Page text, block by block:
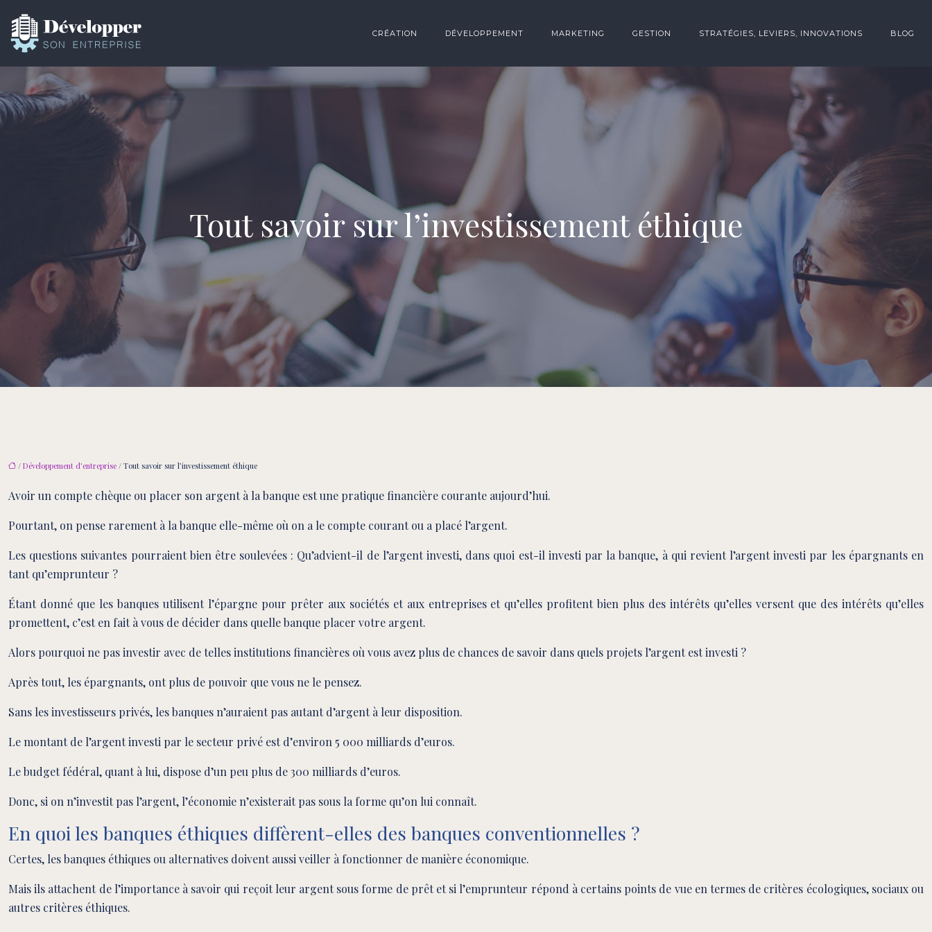
CRÉATION DÉVELOPPEMENT MARKETING GESTION STRATÉGIES, LEVIERS, INNOVATIONS BLOG
Tout savoir sur l’investissement éthique
/ Développement d'entreprise / Tout savoir sur l’investissement éthique
Avoir un compte chèque ou placer son argent à la banque est une pratique financière courante aujourd’hui.
Pourtant, on pense rarement à la banque elle-même où on a le compte courant ou a placé l’argent.
Les questions suivantes pourraient bien être soulevées : Qu’advient-il de l’argent investi, dans quoi est-il investi par la banque, à qui revient l’argent investi par les épargnants en
tant qu’emprunteur ?
Étant donné que les banques utilisent l’épargne pour prêter aux sociétés et aux entreprises et qu’elles profitent bien plus des intérêts qu’elles versent que des intérêts qu’elles
promettent, c’est en fait à vous de décider dans quelle banque placer votre argent.
Alors pourquoi ne pas investir avec de telles institutions financières où vous avez plus de chances de savoir dans quels projets l’argent est investi ?
Après tout, les épargnants, ont plus de pouvoir que vous ne le pensez.
Sans les investisseurs privés, les banques n’auraient pas autant d’argent à leur disposition.
Le montant de l’argent investi par le secteur privé est d’environ 5 000 milliards d’euros.
Le budget fédéral, quant à lui, dispose d’un peu plus de 300 milliards d’euros.
Donc, si on n’investit pas l’argent, l’économie n’existerait pas sous la forme qu’on lui connaît.
En quoi les banques éthiques diffèrent-elles des banques conventionnelles ?
Certes, les banques éthiques ou alternatives doivent aussi veiller à fonctionner de manière économique.
Mais ils attachent de l’importance à savoir qui reçoit leur argent sous forme de prêt et si l’emprunteur répond à certains points de vue en termes de critères écologiques, sociaux ou
autres critères éthiques.